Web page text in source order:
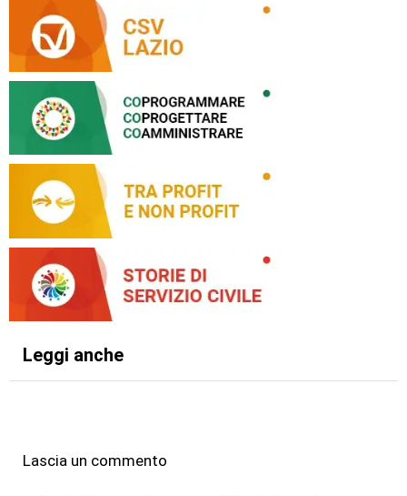
Leggi anche
Lascia un commento